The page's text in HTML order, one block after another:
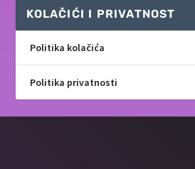
KOLAČIĆI I PRIVATNOST
Politika kolačića
Politika privatnosti